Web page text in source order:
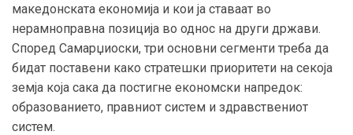
македонската економија и кои ја ставаат во
нерамноправна позиција во однос на други држави.
Според Самарџиоски, три основни сегменти треба да
бидат поставени како стратешки приоритети на секоја
земја која сака да постигне економски напредок:
образованието, правниот систем и здравствениот
систем.